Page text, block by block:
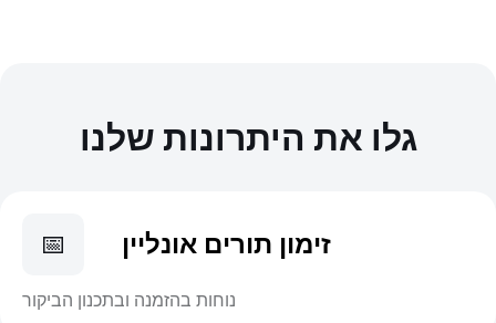
גלו את היתרונות שלנו
📅 זימון תורים אונליין
נוחות בהזמנה ובתכנון הביקור